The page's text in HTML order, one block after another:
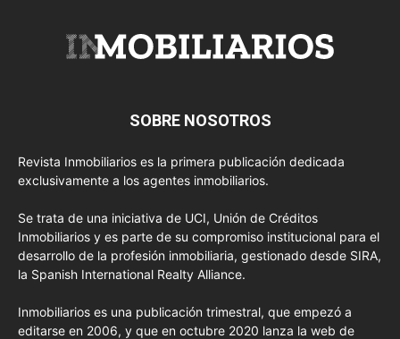
SOBRE NOSOTROS
Revista Inmobiliarios es la primera publicación dedicada
exclusivamente a los agentes inmobiliarios.
Se trata de una iniciativa de UCI, Unión de Créditos
Inmobiliarios y es parte de su compromiso institucional para el
desarrollo de la profesión inmobiliaria, gestionado desde SIRA,
la Spanish International Realty Alliance.
Inmobiliarios es una publicación trimestral, que empezó a
editarse en 2006, y que en octubre 2020 lanza la web de